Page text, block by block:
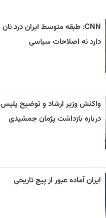
CNN: طبقه متوسط ایران درد نان
دارد نه اصلاحات سیاسی
واکنش وزیر ارشاد و توضیح پلیس
درباره بازداشت پژمان جمشیدی
ایران آماده عبور از پیچ تاریخی